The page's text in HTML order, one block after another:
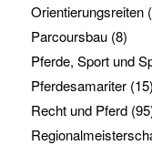
Orientierungsreiten
Parcoursbau(8)
Pferde, Sport und
Pferdesamariter(15)
Recht und Pferd